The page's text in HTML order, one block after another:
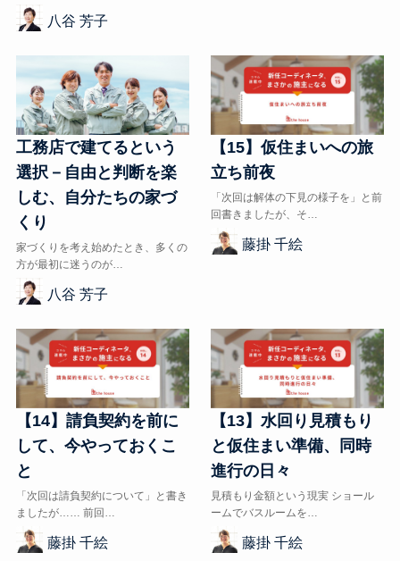
八谷 芳子
工務店で建てるという
選択－自由と判断を楽
しむ、自分たちの家づ
くり
家づくりを考え始めたとき、多くの
方が最初に迷うのが…
八谷 芳子
【15】仮住まいへの旅
立ち前夜
「次回は解体の下見の様子を」と前
回書きましたが、そ…
藤掛 千絵
【14】請負契約を前に
して、今やっておくこ
と
「次回は請負契約について」と書き
ましたが…… 前回…
藤掛 千絵
【13】水回り見積もり
と仮住まい準備、同時
進行の日々
見積もり金額という現実 ショール
ームでバスルームを…
藤掛 千絵